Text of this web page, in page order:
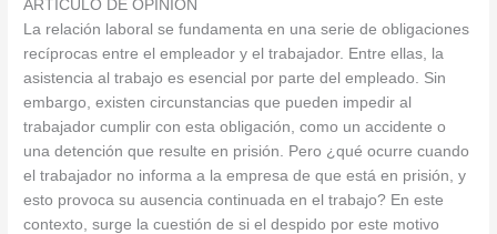
ARTICULO DE OPINION
La relación laboral se fundamenta en una serie de obligaciones
recíprocas entre el empleador y el trabajador. Entre ellas, la
asistencia al trabajo es esencial por parte del empleado. Sin
embargo, existen circunstancias que pueden impedir al
trabajador cumplir con esta obligación, como un accidente o
una detención que resulte en prisión. Pero ¿qué ocurre cuando
el trabajador no informa a la empresa de que está en prisión, y
esto provoca su ausencia continuada en el trabajo? En este
contexto, surge la cuestión de si el despido por este motivo